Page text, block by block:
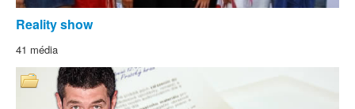
Reality show
41 média